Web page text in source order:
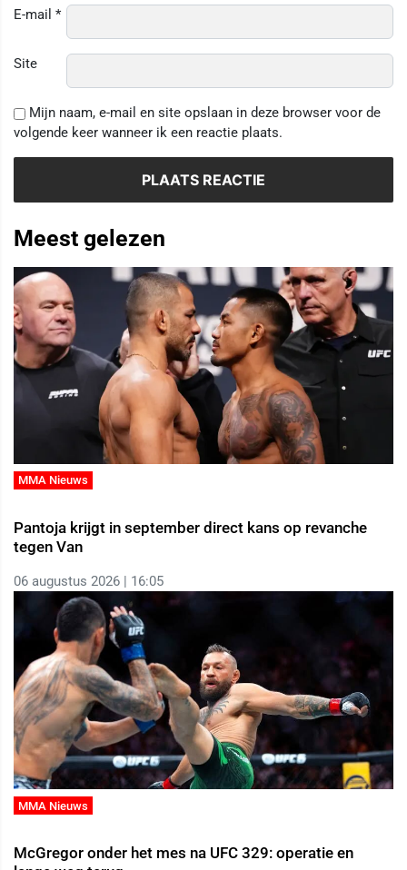
E-mail *
Site
Mijn naam, e-mail en site opslaan in deze browser voor de
volgende keer wanneer ik een reactie plaats.
Meest gelezen
MMA Nieuws
Pantoja krijgt in september direct kans op revanche
tegen Van
06 augustus 2026 | 16:05
MMA Nieuws
McGregor onder het mes na UFC 329: operatie en